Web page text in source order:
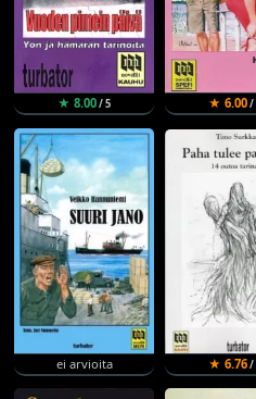
★ 8.00/ 5 ★ 6.00/
ei arvioita ★ 6.76/